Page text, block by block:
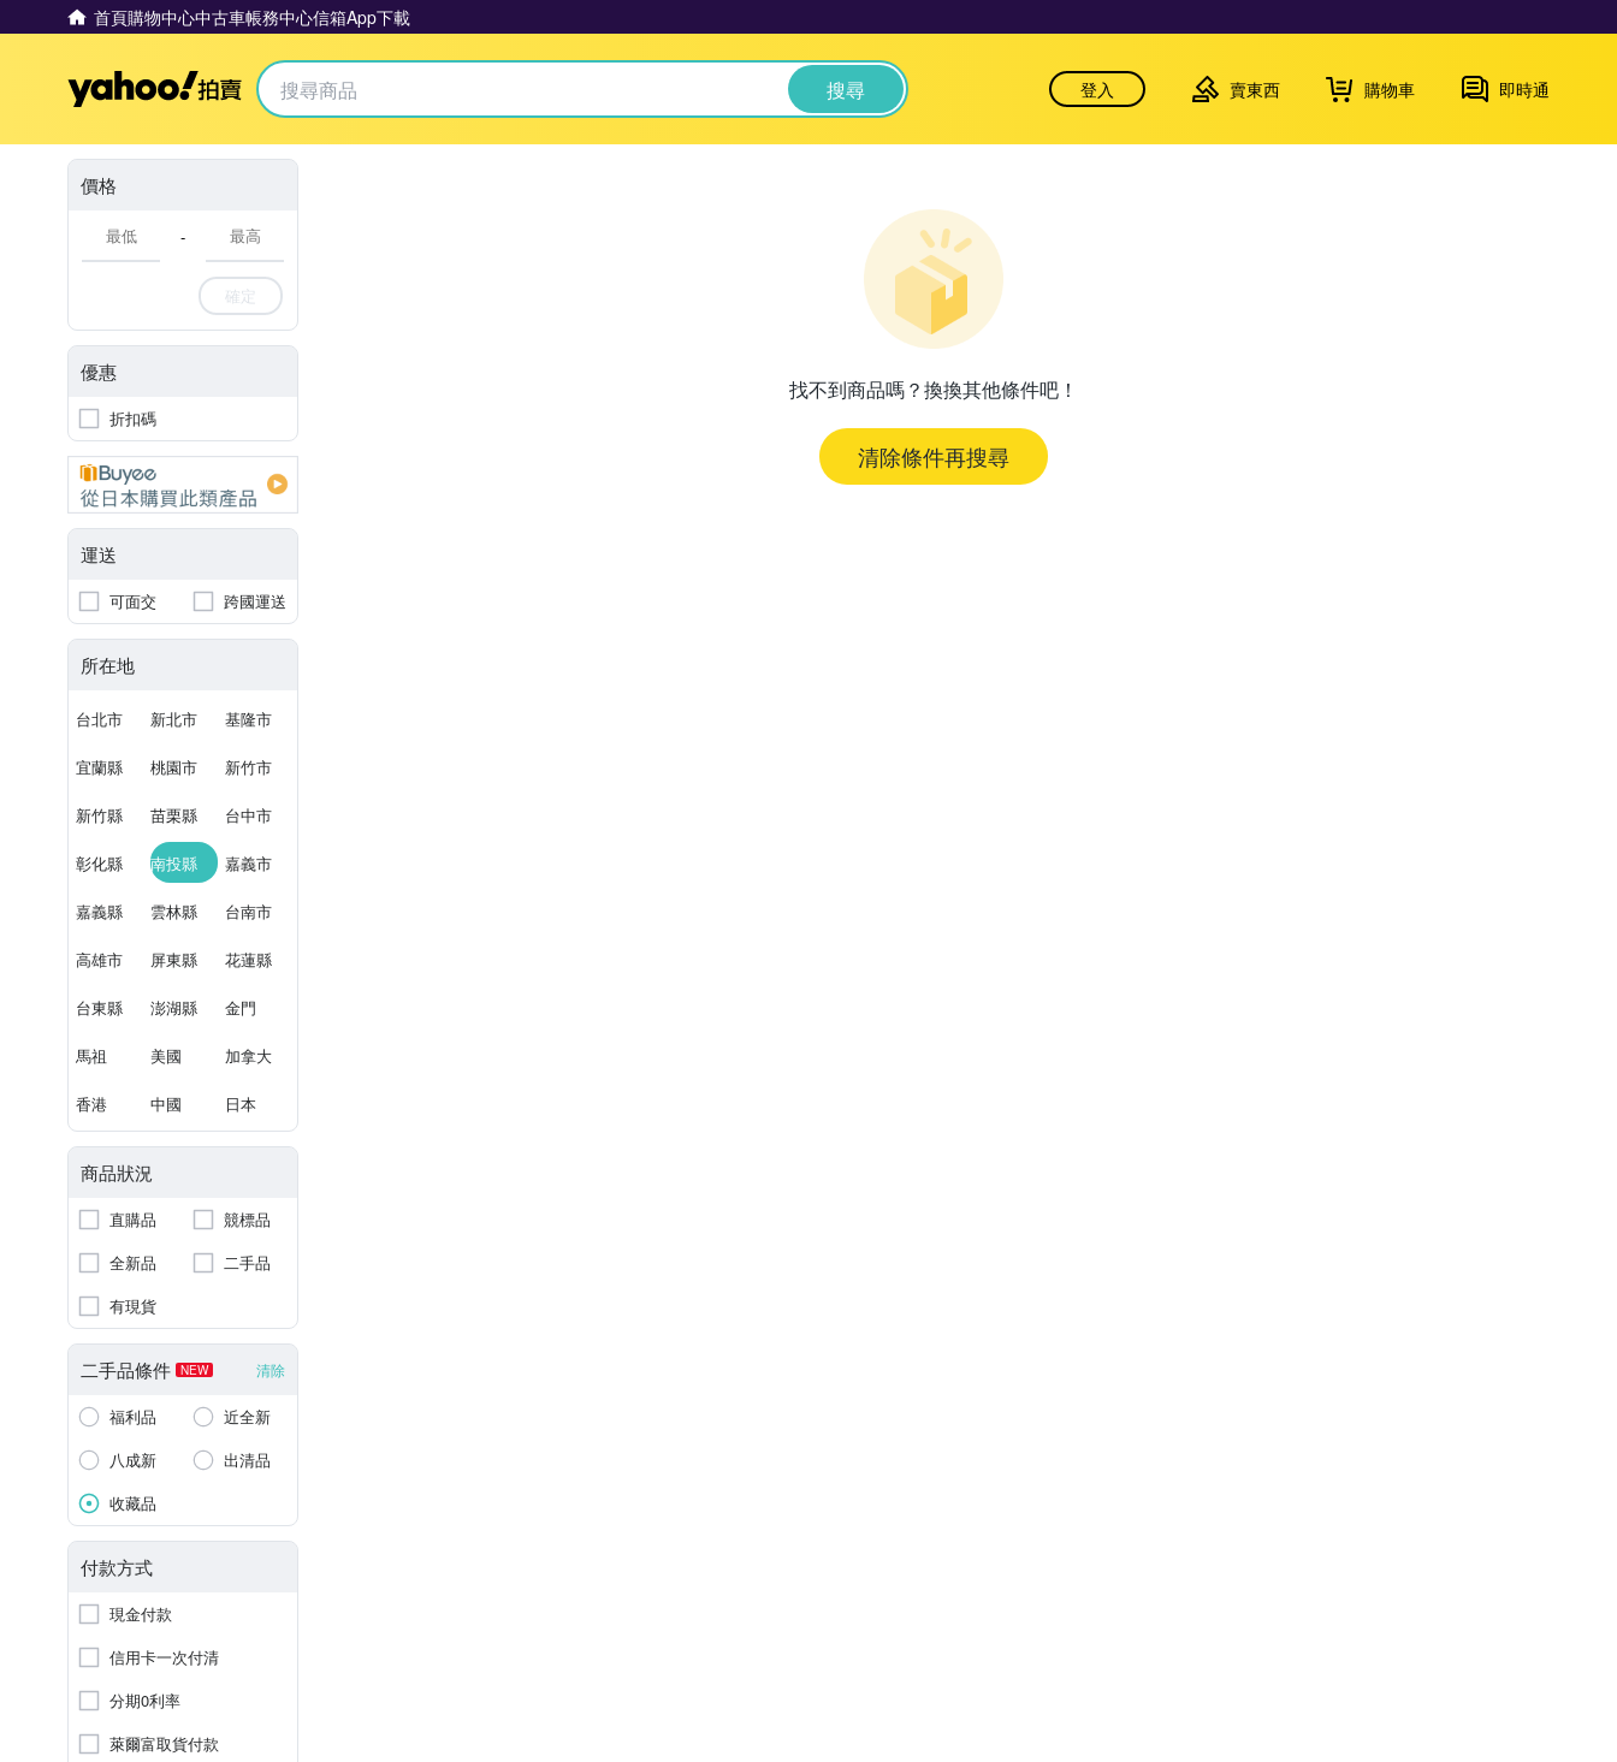
首頁購物中心中古車帳務中心信箱App下載
Yahoo拍賣 搜尋 登入 賣東西 購物車 即時通
價格
-
確定
優惠
折扣碼
運送
可面交 跨國運送
所在地
台北市 新北市 基隆市
宜蘭縣 桃園市 新竹市
新竹縣 苗栗縣 台中市
彰化縣 南投縣 嘉義市
嘉義縣 雲林縣 台南市
高雄市 屏東縣 花蓮縣
台東縣 澎湖縣 金門
馬祖 美國 加拿大
香港 中國 日本
商品狀況
直購品
競標品
全新品
二手品
有現貨
二手品條件 NEW 清除
福利品
近全新
八成新
出清品
收藏品
付款方式
現金付款
信用卡一次付清
分期0利率
萊爾富取貨付款
找不到商品嗎？換換其他條件吧！
清除條件再搜尋